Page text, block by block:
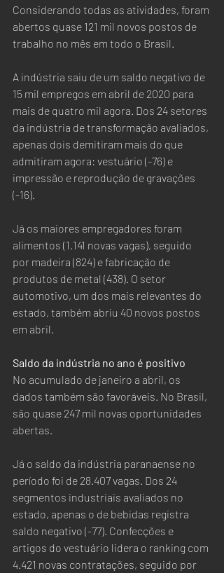
Considerando todas as atividades, foram
abertos quase 121 mil novos postos de
trabalho no mês em todo o Brasil.
A indústria saiu de um saldo negativo de
15 mil empregos em abril de 2020 para
mais de quatro mil agora. Dos 24 setores
da indústria de transformação avaliados,
apenas dois demitiram mais do que
admitiram agora: vestuário (-76) e
impressão e reprodução de gravações
(-16).
Já os maiores empregadores foram
alimentos (1.141 novas vagas), seguido
por madeira (824) e fabricação de
produtos de metal (438). O setor
automotivo, um dos mais relevantes do
estado, também abriu 40 novos postos
em abril.
Saldo da indústria no ano é positivo
No acumulado de janeiro a abril, os
dados também são favoráveis. No Brasil,
são quase 247 mil novas oportunidades
abertas.
Já o saldo da indústria paranaense no
período foi de 28.407 vagas. Dos 24
segmentos industriais avaliados no
estado, apenas o de bebidas registra
saldo negativo (-77). Confecções e
artigos do vestuário lidera o ranking com
4.421 novas contratações, seguido por